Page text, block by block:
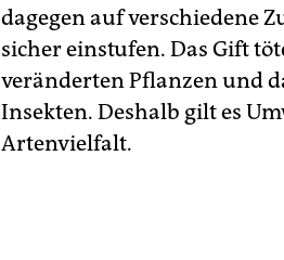
dagegen auf verschiedene
sicher einstufen. Das Gift
veränderten Pflanzen und
Insekten. Deshalb gilt es
Artenvielfalt.